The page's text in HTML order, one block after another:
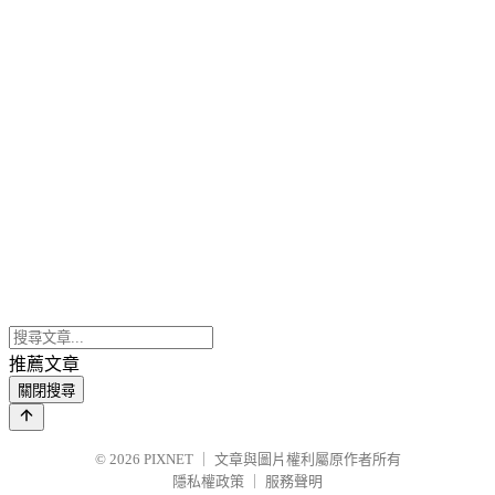
推薦文章
關閉搜尋
© 2026 PIXNET
文章與圖片權利屬原作者所有
隱私權政策
服務聲明